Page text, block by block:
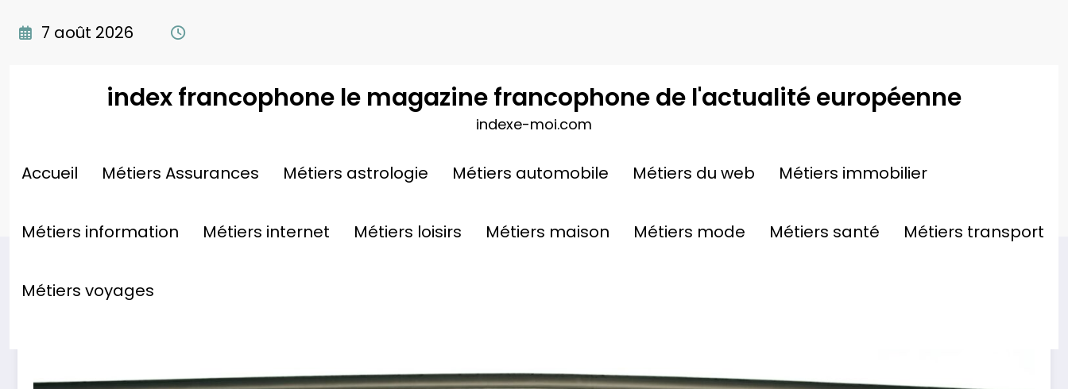
7 août 2026
index francophone le magazine francophone de l'actualité européenne
indexe-moi.com
Accueil Métiers Assurances Métiers astrologie Métiers automobile Métiers du web Métiers immobilier
Métiers information Métiers internet Métiers loisirs Métiers maison Métiers mode Métiers santé Métiers transport
Métiers voyages
Réfection Façade : Signes & Solutions
Accueil